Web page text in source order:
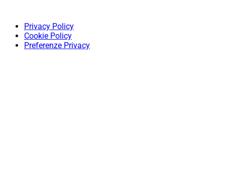
Privacy Policy
Cookie Policy
Preferenze Privacy